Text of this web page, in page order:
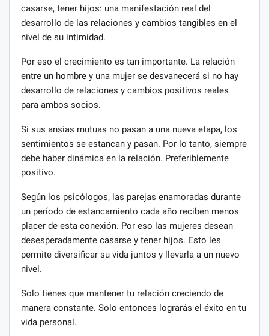
casarse, tener hijos: una manifestación real del
desarrollo de las relaciones y cambios tangibles en el
nivel de su intimidad.
Por eso el crecimiento es tan importante. La relación
entre un hombre y una mujer se desvanecerá si no hay
desarrollo de relaciones y cambios positivos reales
para ambos socios.
Si sus ansias mutuas no pasan a una nueva etapa, los
sentimientos se estancan y pasan. Por lo tanto, siempre
debe haber dinámica en la relación. Preferiblemente
positivo.
Según los psicólogos, las parejas enamoradas durante
un período de estancamiento cada año reciben menos
placer de esta conexión. Por eso las mujeres desean
desesperadamente casarse y tener hijos. Esto les
permite diversificar su vida juntos y llevarla a un nuevo
nivel.
Solo tienes que mantener tu relación creciendo de
manera constante. Solo entonces lograrás el éxito en tu
vida personal.